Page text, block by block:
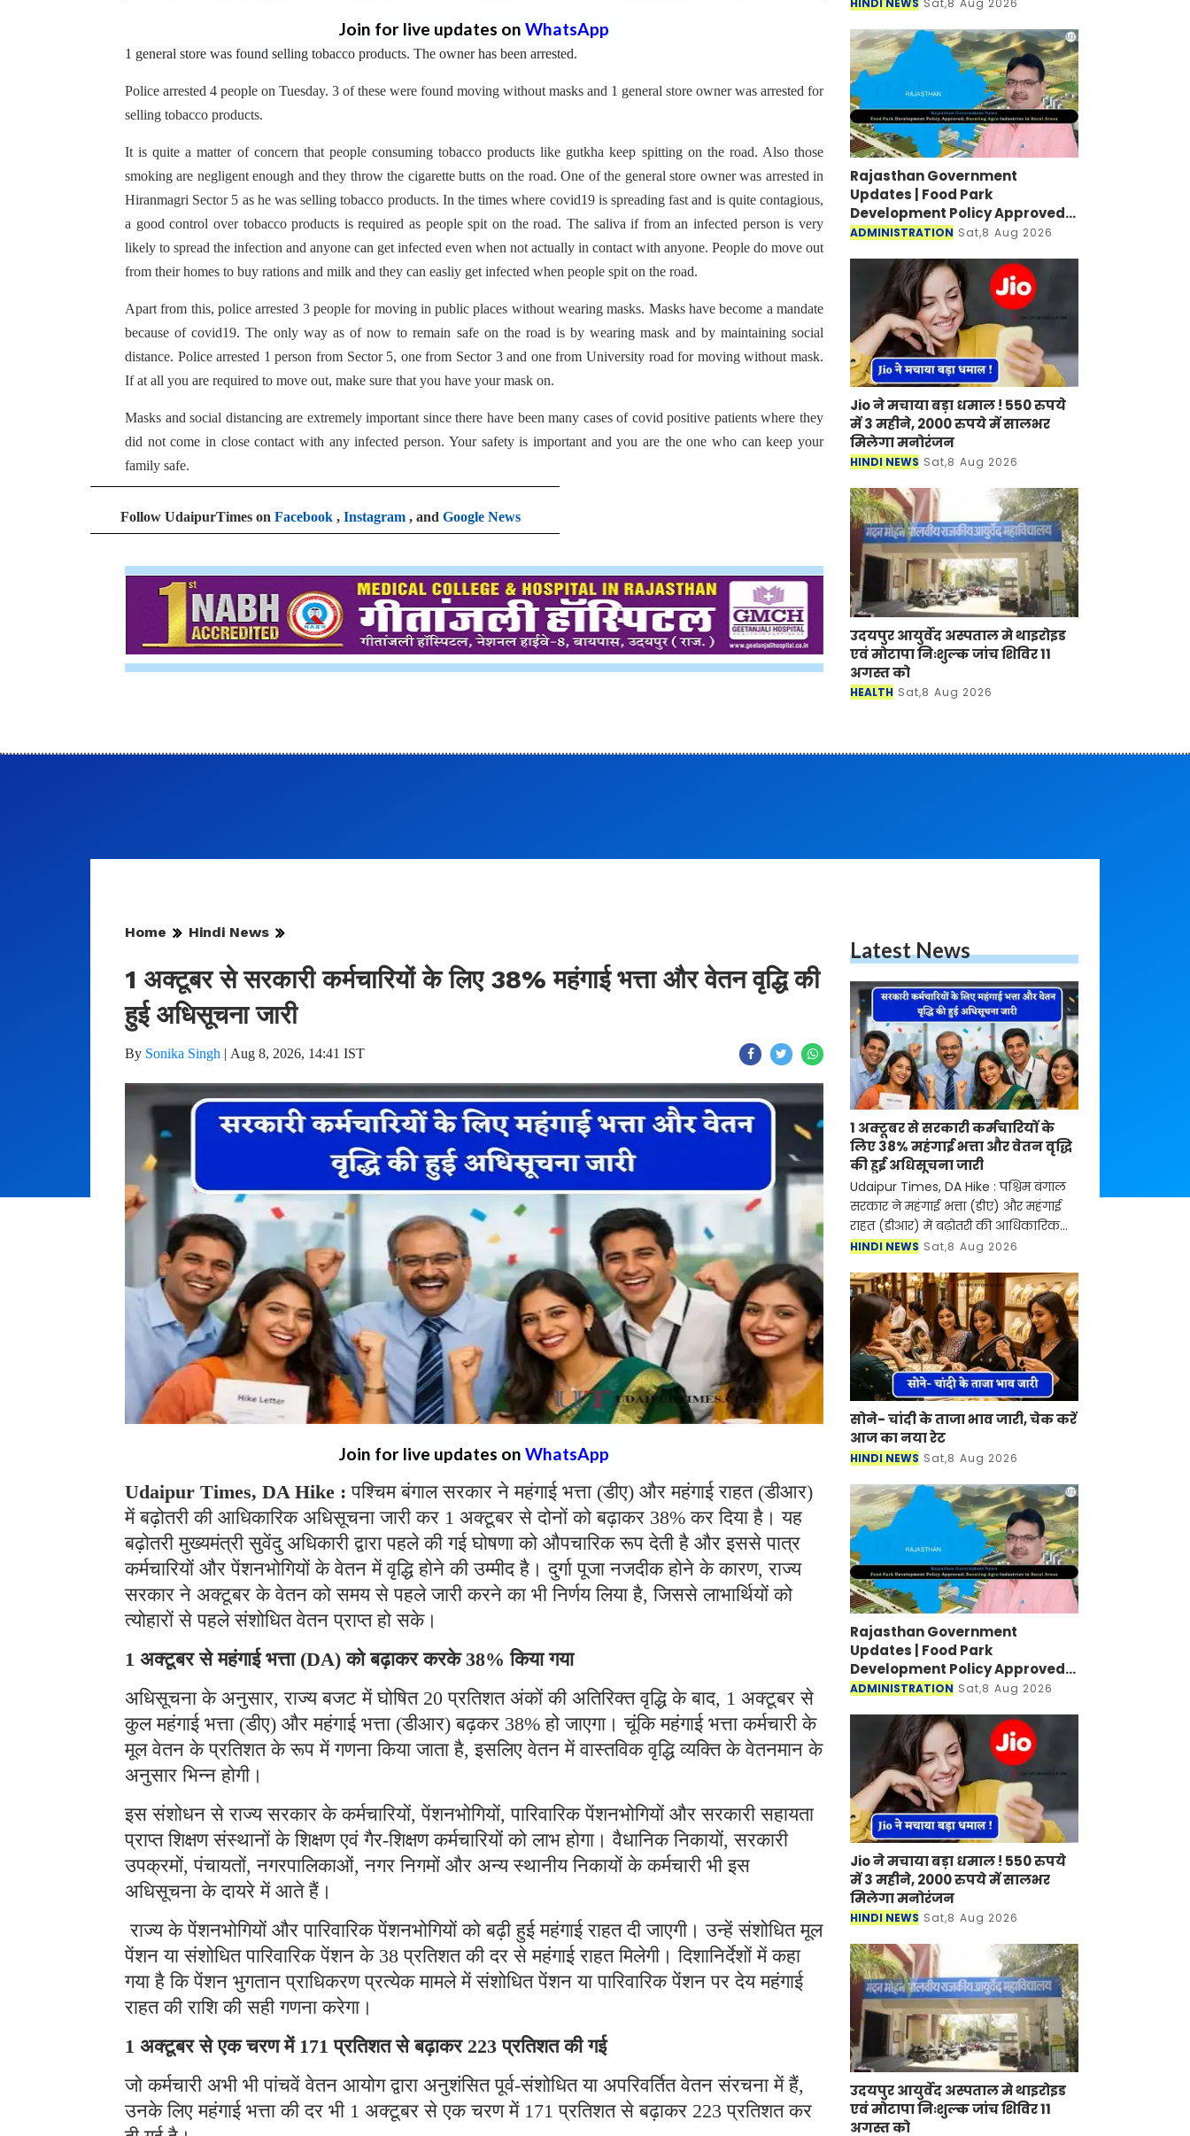
Join for live updates on WhatsApp
1 general store was found selling tobacco products. The owner has been arrested.
Police arrested 4 people on Tuesday. 3 of these were found moving without masks and 1 general store owner was arrested for
selling tobacco products.
It is quite a matter of concern that people consuming tobacco products like gutkha keep spitting on the road. Also those
smoking are negligent enough and they throw the cigarette butts on the road. One of the general store owner was arrested in
Hiranmagri Sector 5 as he was selling tobacco products. In the times where covid19 is spreading fast and is quite contagious,
a good control over tobacco products is required as people spit on the road. The saliva if from an infected person is very
likely to spread the infection and anyone can get infected even when not actually in contact with anyone. People do move out
from their homes to buy rations and milk and they can easliy get infected when people spit on the road.
Apart from this, police arrested 3 people for moving in public places without wearing masks. Masks have become a mandate
because of covid19. The only way as of now to remain safe on the road is by wearing mask and by maintaining social
distance. Police arrested 1 person from Sector 5, one from Sector 3 and one from University road for moving without mask.
If at all you are required to move out, make sure that you have your mask on.
Masks and social distancing are extremely important since there have been many cases of covid positive patients where they
did not come in close contact with any infected person. Your safety is important and you are the one who can keep your
family safe.
Follow UdaipurTimes on Facebook , Instagram , and Google News
Rajasthan Government
Updates | Food Park
Development Policy Approved;
Boosting Agro Industries in
ADMINISTRATION Sat,8 Aug 2026
Jio ने मचाया बड़ा धमाल ! 550 रुपये
में 3 महीने, 2000 रुपये में सालभर
मिलेगा मनोरंजन
HINDI NEWS Sat,8 Aug 2026
उदयपुर आयुर्वेद अस्पताल मे थाइरोइड
एवं मोटापा निःशुल्क जांच शिविर 11
अगस्त को
HEALTH Sat,8 Aug 2026
Home Hindi News
1 अक्टूबर से सरकारी कर्मचारियों के लिए 38% महंगाई भत्ता और वेतन वृद्धि की
हुई अधिसूचना जारी
By Sonika Singh | Aug 8, 2026, 14:41 IST
Join for live updates on WhatsApp
Udaipur Times, DA Hike : पश्चिम बंगाल सरकार ने महंगाई भत्ता (डीए) और महंगाई राहत (डीआर)
में बढ़ोतरी की आधिकारिक अधिसूचना जारी कर 1 अक्टूबर से दोनों को बढ़ाकर 38% कर दिया है। यह
बढ़ोतरी मुख्यमंत्री सुवेंदु अधिकारी द्वारा पहले की गई घोषणा को औपचारिक रूप देती है और इससे पात्र
कर्मचारियों और पेंशनभोगियों के वेतन में वृद्धि होने की उम्मीद है। दुर्गा पूजा नजदीक होने के कारण, राज्य
सरकार ने अक्टूबर के वेतन को समय से पहले जारी करने का भी निर्णय लिया है, जिससे लाभार्थियों को
त्योहारों से पहले संशोधित वेतन प्राप्त हो सके।
1 अक्टूबर से महंगाई भत्ता (DA) को बढ़ाकर करके 38% किया गया
अधिसूचना के अनुसार, राज्य बजट में घोषित 20 प्रतिशत अंकों की अतिरिक्त वृद्धि के बाद, 1 अक्टूबर से
कुल महंगाई भत्ता (डीए) और महंगाई भत्ता (डीआर) बढ़कर 38% हो जाएगा। चूंकि महंगाई भत्ता कर्मचारी के
मूल वेतन के प्रतिशत के रूप में गणना किया जाता है, इसलिए वेतन में वास्तविक वृद्धि व्यक्ति के वेतनमान के
अनुसार भिन्न होगी।
इस संशोधन से राज्य सरकार के कर्मचारियों, पेंशनभोगियों, पारिवारिक पेंशनभोगियों और सरकारी सहायता
प्राप्त शिक्षण संस्थानों के शिक्षण एवं गैर-शिक्षण कर्मचारियों को लाभ होगा। वैधानिक निकायों, सरकारी
उपक्रमों, पंचायतों, नगरपालिकाओं, नगर निगमों और अन्य स्थानीय निकायों के कर्मचारी भी इस
अधिसूचना के दायरे में आते हैं।
राज्य के पेंशनभोगियों और पारिवारिक पेंशनभोगियों को बढ़ी हुई महंगाई राहत दी जाएगी। उन्हें संशोधित मूल
पेंशन या संशोधित पारिवारिक पेंशन के 38 प्रतिशत की दर से महंगाई राहत मिलेगी। दिशानिर्देशों में कहा
गया है कि पेंशन भुगतान प्राधिकरण प्रत्येक मामले में संशोधित पेंशन या पारिवारिक पेंशन पर देय महंगाई
राहत की राशि की सही गणना करेगा।
1 अक्टूबर से एक चरण में 171 प्रतिशत से बढ़ाकर 223 प्रतिशत की गई
जो कर्मचारी अभी भी पांचवें वेतन आयोग द्वारा अनुशंसित पूर्व-संशोधित या अपरिवर्तित वेतन संरचना में हैं,
उनके लिए महंगाई भत्ता की दर भी 1 अक्टूबर से एक चरण में 171 प्रतिशत से बढ़ाकर 223 प्रतिशत कर
Latest News
1 अक्टूबर से सरकारी कर्मचारियों के
लिए 38% महंगाई भत्ता और वेतन वृद्धि
की हुई अधिसूचना जारी
Udaipur Times, DA Hike : पश्चिम बंगाल
सरकार ने महंगाई भत्ता (डीए) और महंगाई
राहत (डीआर) में बढ़ोतरी की आधिकारिक
अधिसूचना जारी कर 1 अक्टूबर से दोनों को
मुख्यमंत्री सु
HINDI NEWS Sat,8 Aug 2026
सोने- चांदी के ताजा भाव जारी, चेक करें
आज का नया रेट
HINDI NEWS Sat,8 Aug 2026
Rajasthan Government
Updates | Food Park
Development Policy Approved;
Boosting Agro Industries in
ADMINISTRATION Sat,8 Aug 2026
Jio ने मचाया बड़ा धमाल ! 550 रुपये
में 3 महीने, 2000 रुपये में सालभर
मिलेगा मनोरंजन
HINDI NEWS Sat,8 Aug 2026
उदयपुर आयुर्वेद अस्पताल मे थाइरोइड
एवं मोटापा निःशुल्क जांच शिविर 11
अगस्त को